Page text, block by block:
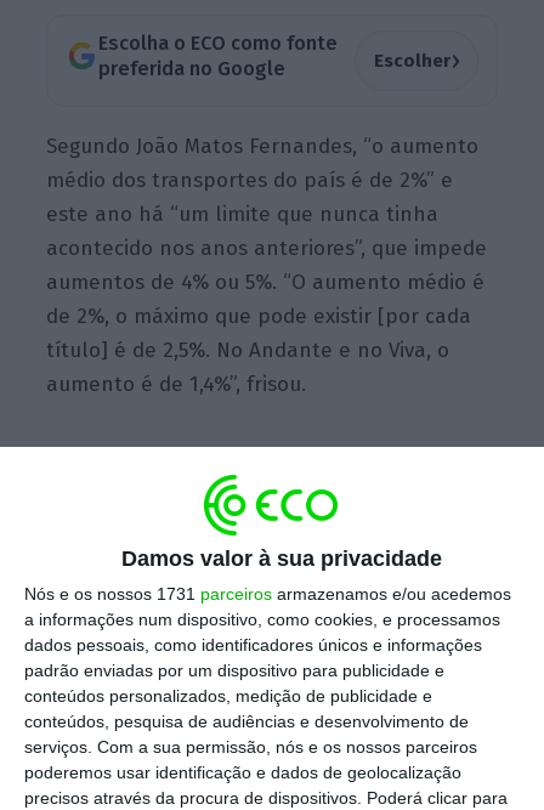
Damos valor à sua privacidade
Nós e os nossos 1731 parceiros armazenamos e/ou acedemos
a informações num dispositivo, como cookies, e processamos
dados pessoais, como identificadores únicos e informações
padrão enviadas por um dispositivo para publicidade e
conteúdos personalizados, medição de publicidade e
conteúdos, pesquisa de audiências e desenvolvimento de
serviços. Com a sua permissão, nós e os nossos parceiros
poderemos usar identificação e dados de geolocalização
precisos através da procura de dispositivos. Poderá clicar para
Escolha o ECO como fonte
preferida no Google
Escolher›
Segundo João Matos Fernandes, “o aumento
médio dos transportes do país é de 2%” e
este ano há “um limite que nunca tinha
acontecido nos anos anteriores”, que impede
aumentos de 4% ou 5%. “O aumento médio é
de 2%, o máximo que pode existir [por cada
título] é de 2,5%. No Andante e no Viva, o
aumento é de 1,4%”, frisou.
Medina quer passe único para a área metropolitana
O ministro salientou também que, além do
desconto de 25% nos passes Sub23,este ano
há um desconto de 25% nos passes Sub18
que quer dizer que “os títulos de transporte
que são mais utilizados não só não
aumentaram como até tiveram uma baixa no